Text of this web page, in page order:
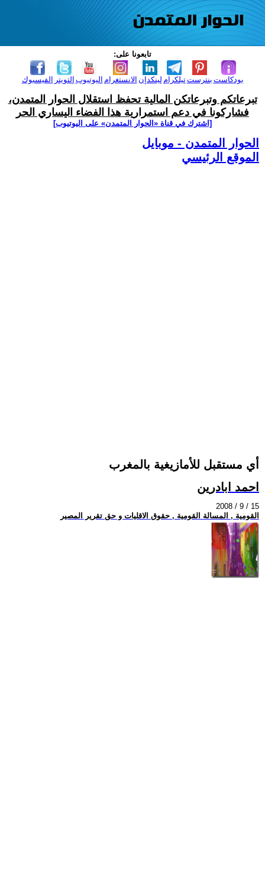
تابعونا على:
الفيسبوك التويتر اليوتيوب الانستغرام لينكدإن تيلكرامبنترست بودكاست
تبرعاتكم وتبرعاتكن المالية تحفظ استقلال الحوار المتمدن،
فشاركونا في دعم استمرارية هذا الفضاء اليساري الحر
[اشترك في قناة ‫«الحوار المتمدن» على اليوتيوب]
الحوار المتمدن - موبايل
الموقع الرئيسي
أي مستقبل للأمازيغية بالمغرب
احمد ابادرين
2008 / 9 / 15
القومية , المسالة القومية , حقوق الاقليات و حق تقرير المصير